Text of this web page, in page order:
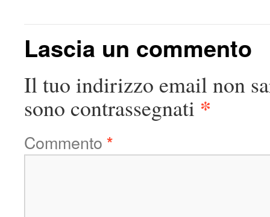
Lascia un commento
Il tuo indirizzo email non
sono contrassegnati *
Commento *